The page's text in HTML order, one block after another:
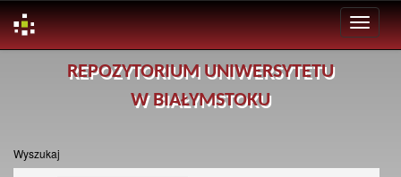
REPOZYTORIUM UNIWERSYTETU
W BIAŁYMSTOKU
Wyszukaj